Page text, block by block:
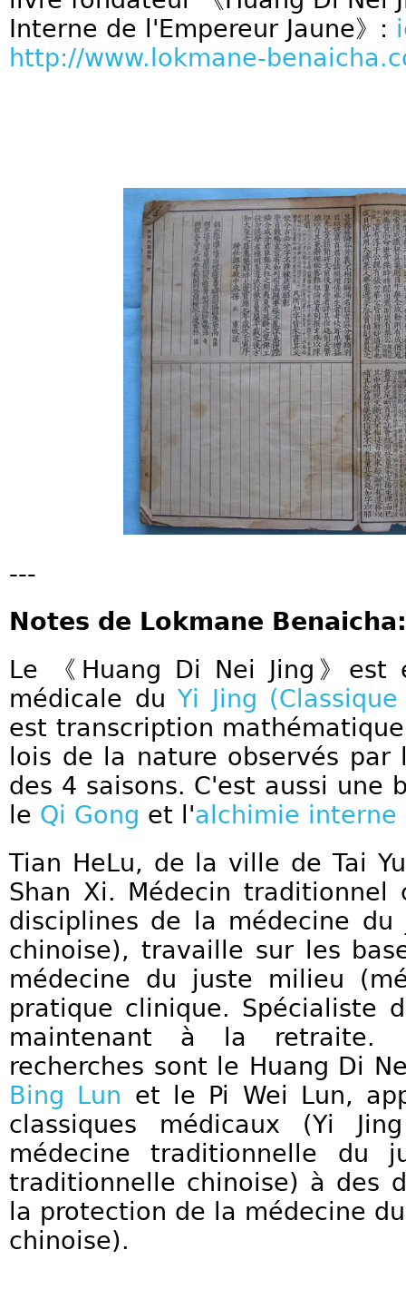
Interne de l'Empereur Jaune》:
http://www.lokmane-
---
Notes de Lokmane Benaicha:
Le 《Huang Di Nei Jing》
médicale duYi Jing
est transcription
lois de la nature observés
des 4 saisons. C'est aussi une
le Qi Gong et l'alchimie interne
Tian HeLu, de la ville de Tai
Shan Xi. Médecin traditionnel
disciplines de la médecine
chinoise), travaille sur les
médecine du juste milieu
pratique clinique. Spécialiste
maintenant à la retraite.
recherches sont le Huang Di
Bing Lun et le Pi Wei Lun,
classiques médicaux (Yi
médecine traditionnelle du
traditionnelle chinoise) à des
la protection de la médecine
chinoise).